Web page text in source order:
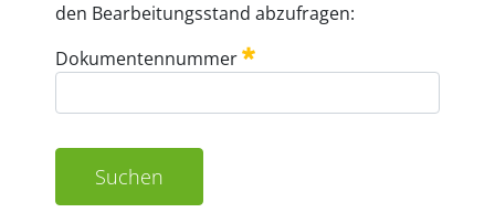
den Bearbeitungsstand abzufragen:
Dokumentennummer
Suchen